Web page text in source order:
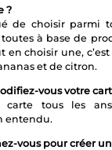
?
de choisir parmi
à base de
en choisir une,
et de citron.
vous votre
carte tous les
entendu.
vous pour créer